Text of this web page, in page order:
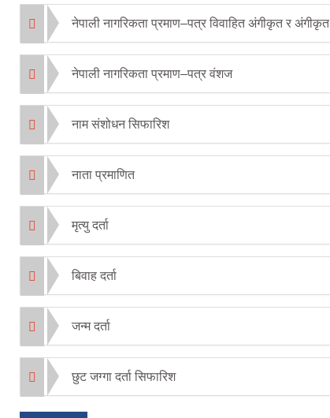
नेपाली नागरिकता प्रमाण–पत्र विवाहित अंगीकृत र अंगीकृत
नेपाली नागरिकता प्रमाण–पत्र वंशज
नाम संशोधन सिफारिश
नाता प्रमाणित
मृत्यु दर्ता
बिवाह दर्ता
जन्म दर्ता
छुट जग्गा दर्ता सिफारिश